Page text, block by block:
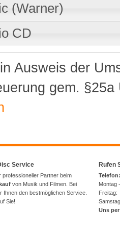
(Warner)
CD
Ausweis der
gem.
Service
professioneller Partner beim
von Musik und Filmen. Bei
Ihnen den bestmöglichen Service.
Sie!
Rufen
Montag
Uns